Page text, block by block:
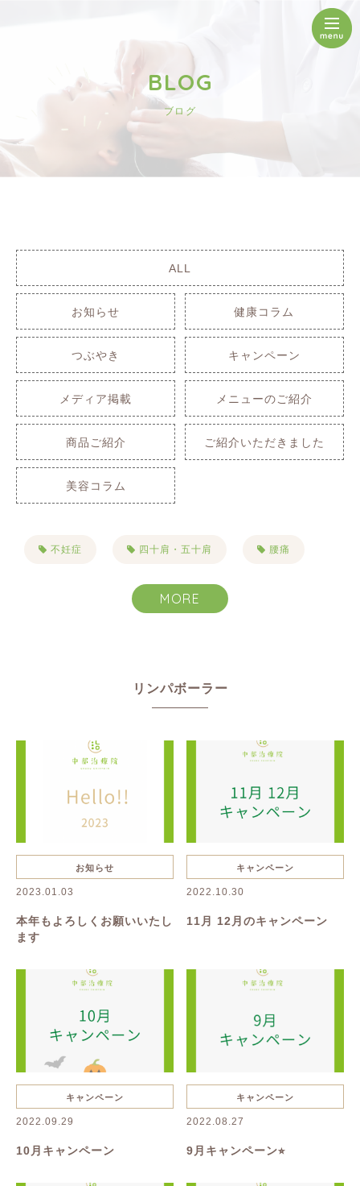
BLOG
ブログ
ALL
お知らせ 健康コラム
つぶやき キャンペーン
メディア掲載 メニューのご紹介
商品ご紹介 ご紹介いただきました
美容コラム
不妊症 四十肩・五十肩 腰痛
自律神経失調症
目まい・耳鳴り・難聴
一般治療 リンパボーラー
リフトアップ 寝違い
シミ
キャンペーン
MORE
リンパボーラー
お知らせ
2023.01.03
本年もよろしくお願いいたし
ます
キャンペーン
2022.10.30
11月 12月のキャンペーン
キャンペーン
2022.09.29
10月キャンペーン
キャンペーン
2022.08.27
9月キャンペーン⭐︎